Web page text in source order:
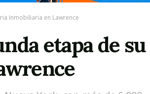
Inmobiliaria en Lawrence
etapa de su